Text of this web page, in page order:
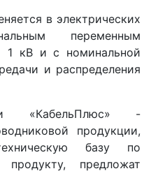
в электрических
переменным
1 кВ и с номинальной
и распределения
«КабельПлюс» -
продукции,
базу по
продукту, предложат